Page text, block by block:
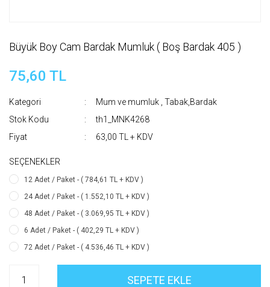
Büyük Boy Cam Bardak Mumluk ( Boş Bardak 405 )
75,60 TL
Kategori Mum ve mumluk ,Tabak,Bardak
Stok Kodu
th1_MNK4268
Fiyat
63,00 TL + KDV
SEÇENEKLER
12 Adet / Paket - ( 784,61 TL + KDV )
24 Adet / Paket - ( 1.552,10 TL + KDV )
48 Adet / Paket - ( 3.069,95 TL + KDV )
6 Adet / Paket - ( 402,29 TL + KDV )
72 Adet / Paket - ( 4.536,46 TL + KDV )
SEPETE EKLE